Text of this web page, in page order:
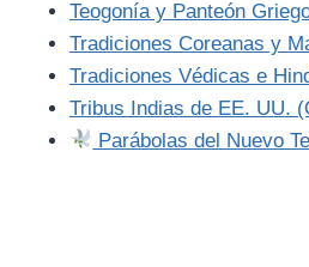
Teogonía y Panteón
Tradiciones Coreanas y
Tradiciones Védicas e
Tribus Indias de EE. UU.
Parábolas del Nuevo